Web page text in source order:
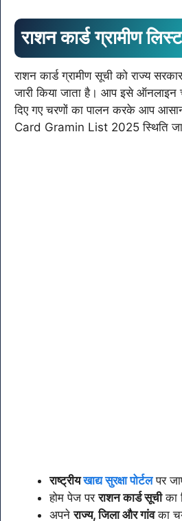
राशन कार्ड ग्रामीण
राशन कार्ड ग्रामीण सूची को राज्य सरकार
जारी किया जाता है। आप इसे
दिए गए चरणों का पालन करके आप
Card Gramin List 2025 स्थिति
राष्ट्रीयखाद्य सुरक्षा पोर्टलपर
होम पेज परराशन कार्ड सूचीका
अपनेराज्य, जिला और गांवका